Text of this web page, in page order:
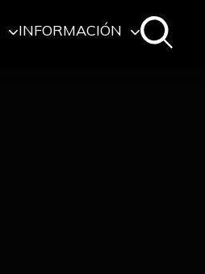
INFORMACIÓN